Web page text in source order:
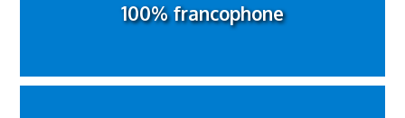
100% francophone